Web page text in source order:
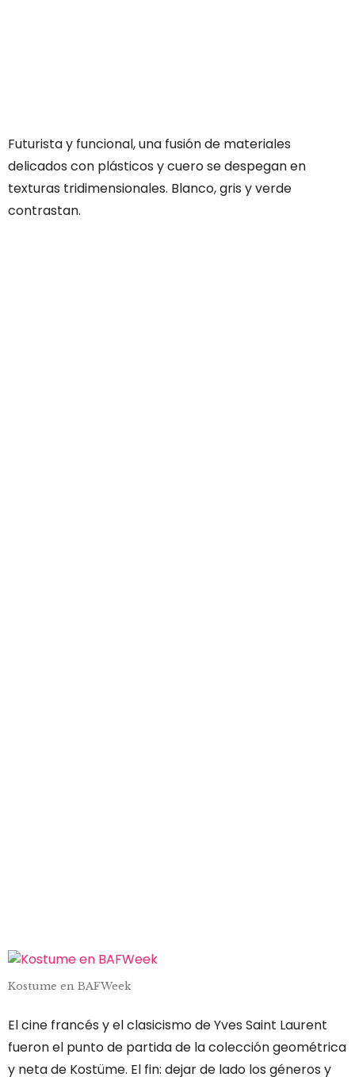
Futurista y funcional, una fusión de materiales
delicados con plásticos y cuero se despegan en
texturas tridimensionales. Blanco, gris y verde
contrastan.
Kostume en BAFWeek
El cine francés y el clasicismo de Yves Saint Laurent
fueron el punto de partida de la colección geométrica
y neta de Kostüme. El fin: dejar de lado los géneros y